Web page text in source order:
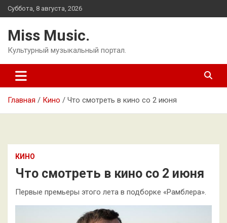
Перейти
к
Суббота, 8 августа, 2026
Miss Music.
Культурный музыкальный портал.
Главная Кино Что смотреть в кино со 2 июня
КИНО
Что смотреть в кино со 2 июня
Первые премьеры этого лета в подборке «Рамблера».